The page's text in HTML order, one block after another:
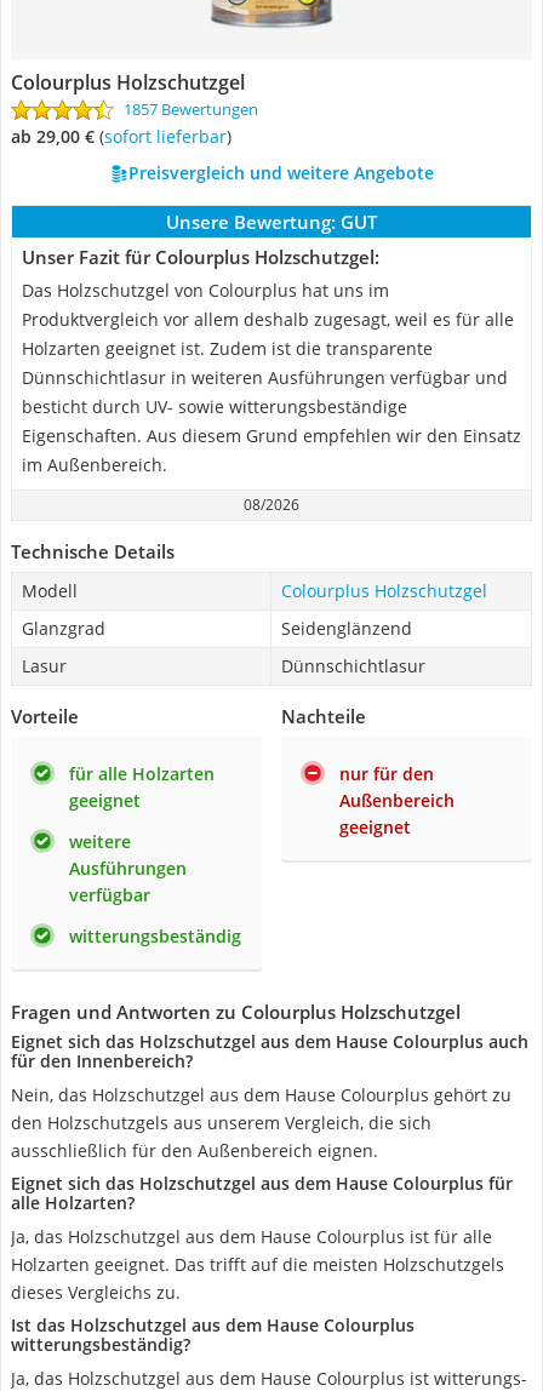
Colourplus Holzschutzgel
1857 Bewertungen
ab 29,00 € ( Sofort lieferbar)
Preisvergleich und weitere Angebote
Unsere Bewertung: GUT
Unser Fazit für Colourplus Holzschutzgel:
Das Holzschutzgel von Colourplus hat uns im
Produktvergleich vor allem deshalb zugesagt, weil es für alle
Holzarten geeignet ist. Zudem ist die transparente
Dünnschichtlasur in weiteren Ausführungen verfügbar und
besticht durch UV- sowie witterungsbeständige
Eigenschaften. Aus diesem Grund empfehlen wir den Einsatz
im Außenbereich.
08/2026
Technische Details
Modell
Colourplus Holzschutzgel
Glanzgrad
Seidenglänzend
Lasur
Dünnschichtlasur
Vorteile
für alle Holzarten
geeignet
weitere
Ausführungen
verfügbar
witterungsbeständig
Nachteile
nur für den
Außenbereich
geeignet
Fragen und Antworten zu Colourplus Holzschutzgel
Eignet sich das Holzschutzgel aus dem Hause Colourplus auch
für den Innenbereich?
Nein, das Holzschutzgel aus dem Hause Colourplus gehört zu
den Holzschutzgels aus unserem Vergleich, die sich
ausschließlich für den Außenbereich eignen.
Eignet sich das Holzschutzgel aus dem Hause Colourplus für
alle Holzarten?
Ja, das Holzschutzgel aus dem Hause Colourplus ist für alle
Holzarten geeignet. Das trifft auf die meisten Holzschutzgels
dieses Vergleichs zu.
Ist das Holzschutzgel aus dem Hause Colourplus
witterungsbeständig?
Ja, das Holzschutzgel aus dem Hause Colourplus ist witterungs-